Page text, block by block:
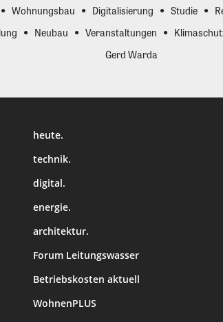
Wohnungsbau Digitalisierung Studie
Neubau Veranstaltungen
Gerd Warda
heute.
technik.
digital.
energie.
architektur.
Forum Leitungswasser
Betriebskosten aktuell
WohnenPLUS